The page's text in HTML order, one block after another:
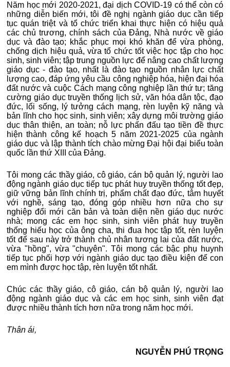
Năm học mới 2020-2021, đại dịch COVID-19 có thể còn có
những diễn biến mới, tôi đề nghị ngành giáo dục cần tiếp
tục quán triệt và tổ chức triển khai thực hiện có hiệu quả
các chủ trương, chính sách của Đảng, Nhà nước về giáo
dục và đào tạo; khắc phục mọi khó khăn để vừa phòng,
chống dịch hiệu quả, vừa tổ chức tốt việc học tập cho học
sinh, sinh viên; tập trung nguồn lực để nâng cao chất lượng
giáo dục - đào tạo, nhất là đào tạo nguồn nhân lực chất
lượng cao, đáp ứng yêu cầu công nghiệp hóa, hiện đại hóa
đất nước và cuộc Cách mạng công nghiệp lần thứ tư; tăng
cường giáo dục truyền thống lịch sử, văn hóa dân tộc, đạo
đức, lối sống, lý tưởng cách mạng, rèn luyện kỹ năng và
bản lĩnh cho học sinh, sinh viên; xây dựng môi trường giáo
dục thân thiện, an toàn; nỗ lực phấn đấu tạo tiền đề thực
hiện thành công kế hoạch 5 năm 2021-2025 của ngành
giáo dục và lập thành tích chào mừng Đại hội đại biểu toàn
quốc lần thứ XIII của Đảng.
Tôi mong các thầy giáo, cô giáo, cán bộ quản lý, người lao
động ngành giáo dục tiếp tục phát huy truyền thống tốt đẹp,
giữ vững bản lĩnh chính trị, phẩm chất đạo đức, tâm huyết
với nghề, sáng tạo, đóng góp nhiều hơn nữa cho sự
nghiệp đổi mới căn bản và toàn diện nền giáo dục nước
nhà; mong các em học sinh, sinh viên phát huy truyền
thống hiếu học của ông cha, thi đua học tập tốt, rèn luyện
tốt để sau này trở thành chủ nhân tương lai của đất nước,
vừa "hồng", vừa "chuyên". Tôi mong các bậc phụ huynh
tiếp tục phối hợp với ngành giáo dục tạo điều kiện để con
em mình được học tập, rèn luyện tốt nhất.
Chúc các thầy giáo, cô giáo, cán bộ quản lý, người lao
động ngành giáo dục và các em học sinh, sinh viên đạt
được nhiều thành tích hơn nữa trong năm học mới.
Thân ái,
NGUYỄN PHÚ TRỌNG